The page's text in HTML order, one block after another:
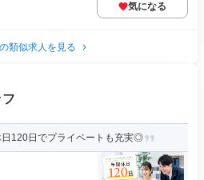
気になる
類似求人を見る
120日でプライベートも充実◎